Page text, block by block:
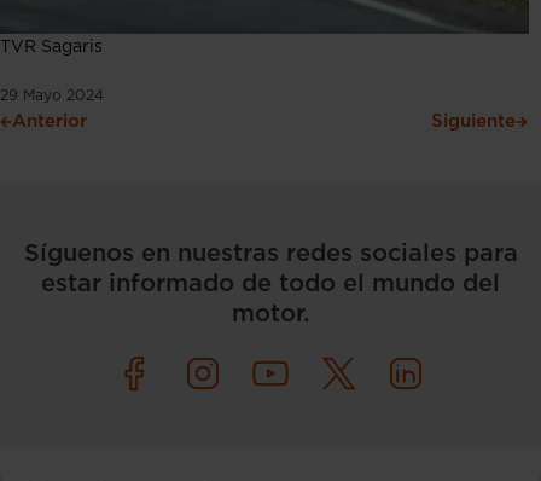
TVR Sagaris
29 Mayo 2024
Anterior Siguiente
Síguenos en nuestras redes sociales para
estar informado de todo el mundo del
motor.